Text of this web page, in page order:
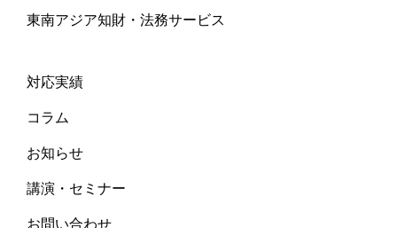
東南アジア知財・法務サービス
対応実績
コラム
お知らせ
講演・セミナー
お問い合わせ